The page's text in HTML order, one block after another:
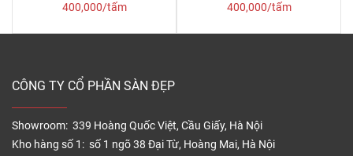
400,000/tấm
400,000/tấm
CÔNG TY CỔ PHẦN SÀN ĐẸP
Showroom: 339 Hoàng Quốc Việt, Cầu Giấy, Hà Nội
Kho hàng số 1: số 1 ngõ 38 Đại Từ, Hoàng Mai, Hà Nội